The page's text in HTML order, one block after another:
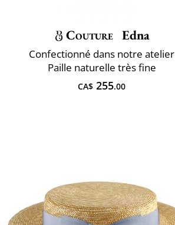
Couture Edna
Confectionné dans notre atelier
Paille naturelle très fine
CA$ 255.00